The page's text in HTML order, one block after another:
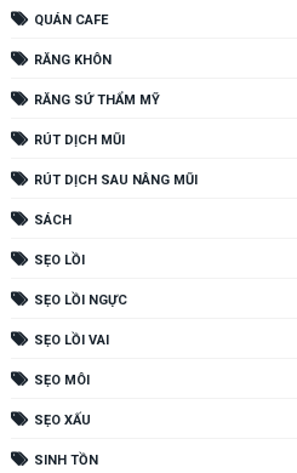
QUÁN CAFE
RĂNG KHÔN
RĂNG SỨ THẨM MỸ
RÚT DỊCH MŨI
RÚT DỊCH SAU NÂNG MŨI
SÁCH
SẸO LỒI
SẸO LỒI NGỰC
SẸO LỒI VAI
SẸO MÔI
SẸO XẤU
SINH TỒN